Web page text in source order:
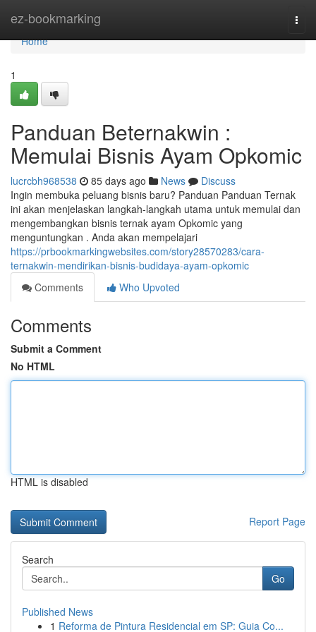
ez-bookmarking
Home
Home
1
Panduan Beternakwin :
Memulai Bisnis Ayam Opkomic
lucrcbh968538 85 days ago News
Discuss
Ingin membuka peluang bisnis baru? Panduan Panduan Ternak
ini akan menjelaskan langkah-langkah utama untuk memulai dan
mengembangkan bisnis ternak ayam Opkomic yang
menguntungkan . Anda akan mempelajari
https://prbookmarkingwebsites.com/story28570283/cara-
ternakwin-mendirikan-bisnis-budidaya-ayam-opkomic
Comments
Who Upvoted
Comments
Submit a Comment
No HTML
HTML is disabled
Report Page
Search
Go
Published News
1 Reforma de Pintura Residencial em SP: Guia Co...